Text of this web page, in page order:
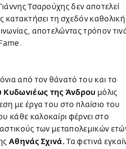
Τσαρούχης δεν αποτελεί
κατακτήσει τη σχεδόν καθολική
αποτελώντας τρόπον
από τον θάνατό του και το
Κυδωνιέως της Άνδρου μόλις
με έργα του στο πλαίσιο του
κάθε καλοκαίρι φέρνει στο
των μεταπολεμικών
Αθηνάς Σχινά. Τα φετινά